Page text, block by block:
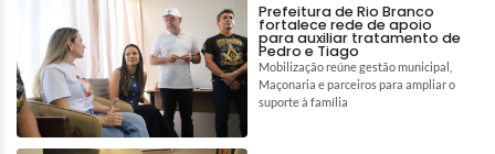
Prefeitura de Rio Branco
fortalece rede de apoio
para auxiliar tratamento de
Pedro e Tiago
Mobilização reúne gestão municipal,
Maçonaria e parceiros para ampliar o
suporte à família